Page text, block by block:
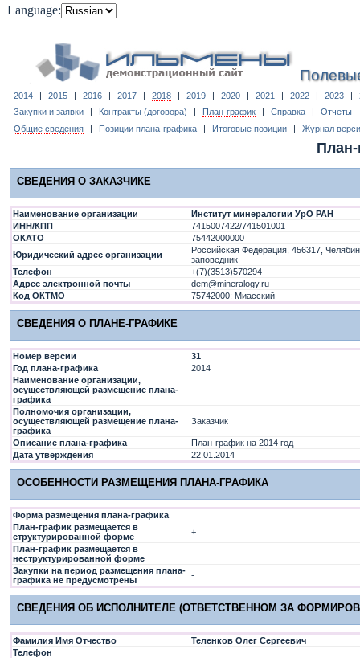
Language:
2014 | 2015 | 2016 | 2017 | 2018 | 2019 | 2020 | 2021 | 2022 | 2023 |
Закупки и заявки
| Контракты (договора) | План-график | Справка |
Отчеты
Общие сведения
| Позиции плана-графика | Итоговые позиции | Журнал
План-
СВЕДЕНИЯ О ЗАКАЗЧИКЕ
Наименование организации
Институт минералогии УрО РАН
ИНН/КПП
7415007422/741501001
ОКАТО
75442000000
Юридический адрес организации
Российская Федерация, 456317,
заповедник
Телефон
+(7)(3513)570294
Адрес электронной почты
dem@mineralogy.ru
Код ОКТМО
75742000: Миасский
СВЕДЕНИЯ О ПЛАНЕ-ГРАФИКЕ
Номер версии
31
Год плана-графика
2014
Наименование организации,
осуществляющей размещение плана-
графика
Полномочия организации,
осуществляющей размещение плана-
графика
Заказчик
Описание плана-графика
План-график на 2014 год
Дата утверждения
22.01.2014
ОСОБЕННОСТИ РАЗМЕЩЕНИЯ ПЛАНА-ГРАФИКА
Форма размещения плана-графика
План-график размещается в
структурированной форме
+
План-график размещается в
неструктурированной форме
-
Закупки на период размещения плана-
графика не предусмотрены
-
СВЕДЕНИЯ ОБ ИСПОЛНИТЕЛЕ (ОТВЕТСТВЕННОМ ЗА
Фамилия Имя Отчество
Теленков Олег Сергеевич
Телефон